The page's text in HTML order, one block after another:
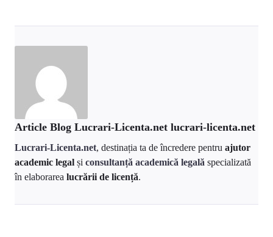
Article Blog Lucrari-Licenta.net lucrari-licenta.net
Lucrari-Licenta.net, destinația ta de încredere pentru ajutor
academic legal și consultanță academică legală specializată
în elaborarea lucrării de licență.